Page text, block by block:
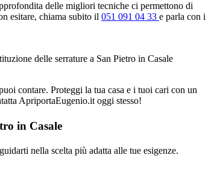
delle migliori tecniche ci permettono di
esitare, chiama subito il 051 091 04 33 e parla con i
delle serrature a San Pietro in Casale
contare. Proteggi la tua casa e i tuoi cari con un
ApriportaEugenio.it oggi stesso!
in Casale
nella scelta più adatta alle tue esigenze.